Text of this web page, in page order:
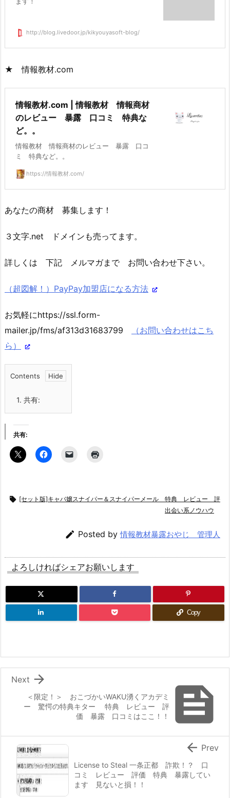
http://blog.livedoor.jp/kikyouyasoft-blog/
★ 情報教材.com
情報教材.com | 情報教材 情報商材
のレビュー 暴露 口コミ 特典な
ど。。
情報教材 情報商材のレビュー 暴露 口コ
ミ 特典など。。
https://情報教材.com/
あなたの商材 募集します！
３文字.net ドメインも売ってます。
詳しくは 下記 メルマガまで お問い合わせ下さい。
（超図解！）PayPay加盟店になる方法
お気軽にhttps://ssl.form-
mailer.jp/fms/af313d31683799
（お問い合わせはこち
ら）
Contents
1. 共有:
共有:
 [セット版]キャバ嬢スナイパー＆スナイパーメール 特典 レビュー
出会い系ノウハウ
 Posted by情報教材暴露おやじ 管理人
よろしければシェアお願いします
Copy

＜限定！＞ おこづかいWAKU湧くアカデミ
ー 驚愕の特典キター 特典 レビュー 評
価 暴露 口コミはここ！！

Next
License to Steal 一条正都 詐欺！？ 口
コミ レビュー 評価 特典 暴露してい
ます 見ないと損！！
 Prev